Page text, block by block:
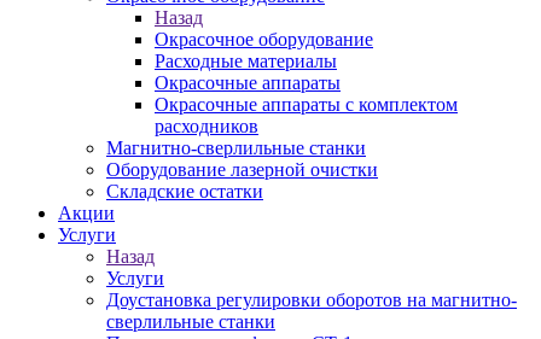
Назад
Окрасочное оборудование
Расходные материалы
Окрасочные аппараты
Окрасочные аппараты с комплектом
расходников
Магнитно-сверлильные станки
Оборудование лазерной очистки
Складские остатки
Акции
Услуги
Назад
Услуги
Доустановка регулировки оборотов на магнитно-
сверлильные станки